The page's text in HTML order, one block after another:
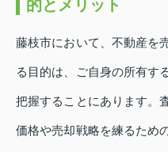
的とメリット
藤枝市において、不動産を
る目的は、ご自身の所有す
把握することにあります。
価格や売却戦略を練るため